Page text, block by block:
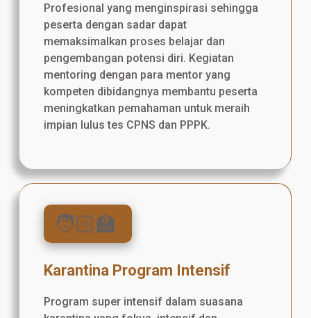
Profesional yang menginspirasi sehingga
peserta dengan sadar dapat
memaksimalkan proses belajar dan
pengembangan potensi diri. Kegiatan
mentoring dengan para mentor yang
kompeten dibidangnya membantu peserta
meningkatkan pemahaman untuk meraih
impian lulus tes CPNS dan PPPK.
🧑🏻‍🏫
Karantina Program Intensif
Program super intensif dalam suasana